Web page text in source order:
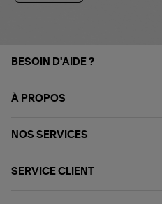
BESOIN D'AIDE ?
À PROPOS
NOS SERVICES
SERVICE CLIENT